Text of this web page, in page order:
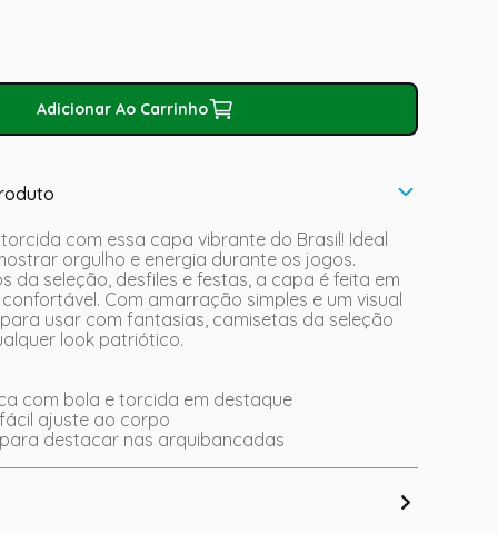
Adicionar Ao Carrinho
com essa capa vibrante do Brasil! Ideal
orgulho e energia durante os jogos.
da seleção, desfiles e festas, a capa é feita em
Com amarração simples e um visual
usar com fantasias, camisetas da seleção
look patriótico.
com bola e torcida em destaque
ajuste ao corpo
destacar nas arquibancadas